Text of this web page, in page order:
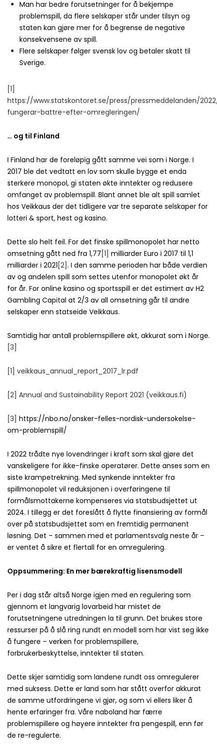
Man har bedre forutsetninger for å bekjempe
problemspill, da flere selskaper står under tilsyn og
staten kan gjøre mer for å begrense de negative
konsekvensene av spill.
Flere selskaper følger svensk lov og betaler skatt til
Sverige.
[1]
https://www.statskontoret.se/press/pressmeddelanden/
fungerar-battre-efter-omregleringen/
… og til Finland
I Finland har de foreløpig gått samme vei som i Norge. I
2017 ble det vedtatt en lov som skulle bygge et enda
sterkere monopol, gi staten økte inntekter og redusere
omfanget av problemspill. Blant annet ble alt spill samlet
hos Veikkaus der det tidligere var tre separate selskaper for
lotteri & sport, hest og kasino.
Dette slo helt feil. For det finske spillmonopolet har netto
omsetning gått ned fra 1,77 [1] milliarder Euro i 2017 til 1,1
milliarder i 2021 [2]. I den samme perioden har både verdien
av og andelen spill som settes utenfor monopolet økt år
for år. For online kasino og sportsspill er det estimert av H2
Gambling Capital at 2/3 av all omsetning går til andre
selskaper enn statseide Veikkaus.
Samtidig har antall problemspillere økt, akkurat som i Norge.
[3]
[1] veikkaus_annual_report_2017_lr.pdf
[2] Annual and Sustainability Report 2021 (veikkaus.fi)
[3] https://nbo.no/onsker-felles-nordisk-undersokelse-
om-problemspill/
I 2022 trådte nye lovendringer i kraft som skal gjøre det
vanskeligere for ikke-finske operatører. Dette anses som en
siste krampetrekning. Med synkende inntekter fra
spillmonopolet vil reduksjonen i overføringene til
formålsmottakerne kompenseres via statsbudsjettet ut
2024. I tillegg er det foreslått å flytte finansiering av formål
over på statsbudsjettet som en fremtidig permanent
løsning. Det – sammen med et parlamentsvalg neste år –
er ventet å sikre et flertall for en omregulering.
Oppsummering: En mer bærekraftig lisensmodell
Per i dag står altså Norge igjen med en regulering som
gjennom et langvarig lovarbeid har mistet de
forutsetningene utredningen la til grunn. Det brukes store
ressurser på å slå ring rundt en modell som har vist seg ikke
å fungere – verken for problemspillere,
forbrukerbeskyttelse, inntekter til staten.
Dette skjer samtidig som landene rundt oss omregulerer
med suksess. Dette er land som har stått overfor akkurat
de samme utfordringene vi gjør, og som vi ellers liker å
hente erfaringer fra. Våre naboland har færre
problemspillere og høyere inntekter fra pengespill, enn før
de re-regulerte.